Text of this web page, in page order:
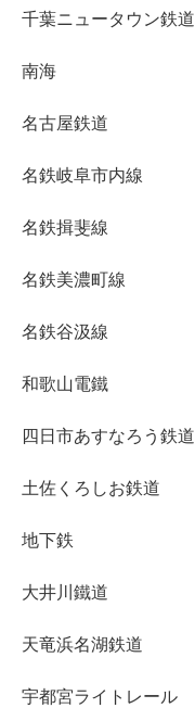
千葉ニュータウン鉄道
南海
名古屋鉄道
名鉄岐阜市内線
名鉄揖斐線
名鉄美濃町線
名鉄谷汲線
和歌山電鐵
四日市あすなろう鉄道
土佐くろしお鉄道
地下鉄
大井川鐵道
天竜浜名湖鉄道
宇都宮ライトレール